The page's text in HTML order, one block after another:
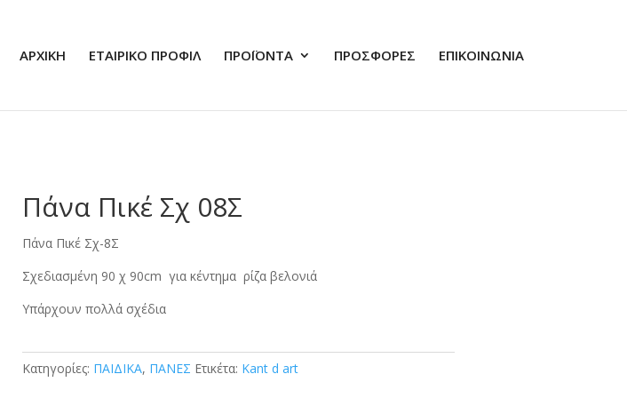
ΑΡΧΙΚΗ ΕΤΑΙΡΙΚΟ ΠΡΟΦΙΛ ΠΡΟΪΟΝΤΑ ΠΡΟΣΦΟΡΕΣ ΕΠΙΚΟΙΝΩΝΙΑ
Πάνα Πικέ Σχ 08Σ
Πάνα Πικέ Σχ-8Σ
Σχεδιασμένη 90 χ 90cm για κέντημα ρίζα βελονιά
Υπάρχουν πολλά σχέδια
Κατηγορίες: ΠΑΙΔΙΚΑ, ΠΑΝΕΣ Ετικέτα: Kant d art